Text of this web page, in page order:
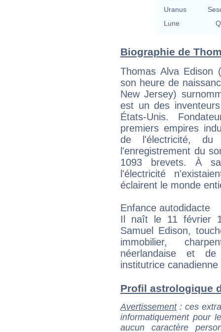
Uranus
Lune
Biographie de
Thomas Alva Edison
son heure de
New Jersey)
est un des
États-Unis.
premiers empires
de l'électricité,
l'enregistrement du
1093 brevets. À
l'électricité
éclairent le monde
Enfance autodidacte
Il naît le 11 février
Samuel Edison,
immobilier,
néerlandaise et
institutrice
Profil astrologique
Avertissement: ces
informatiquement pour
aucun caractère